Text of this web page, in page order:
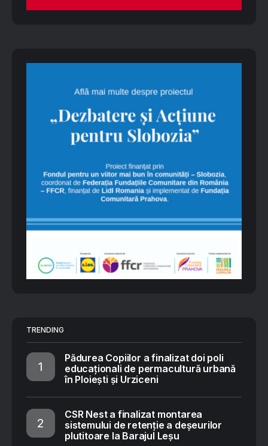
TRENDING
Pădurea Copiilor a finalizat doi poli
educaționali de permacultură urbană
în Ploiești și Urziceni
CSR Nest a finalizat montarea
sistemului de retenție a deșeurilor
plutitoare la Barajul Leșu